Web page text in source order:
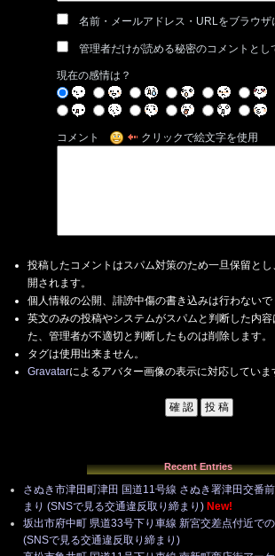
名前・メールアドレス・URLをブラウザ
管理者だけが読める秘密のコメントとし
現在の感情は？
コメント クリックで絵文字を使用
投稿したコメントはスパム対策のため一旦保留と
開されます。
個人情報の公開、誹謗中傷の書き込みは行わないで
英文のみの投稿やシステムがスパムと判断した内容
た、管理者が不適切と判断したものは削除します。
タグは使用出来ません。
Gravatarによるアバター画像の表示に対応していま
Recent Entries
さぬき市津田町津田 国道11号線 さぬき署津田交番
まり (SNSで見る交通違反取り締まり) New!
坂出市府中町 県道33号下り車線 新宮交差点付近で
(SNSで見る交通違反取り締まり)